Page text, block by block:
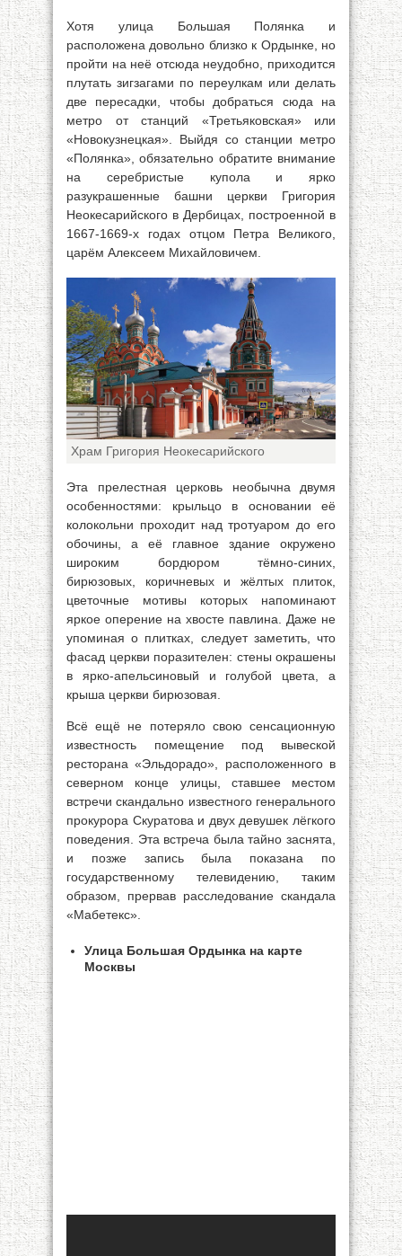
Хотя улица Большая Полянка и
расположена довольно близко к Ордынке, но
пройти на неё отсюда неудобно, приходится
плутать зигзагами по переулкам или делать
две пересадки, чтобы добраться сюда на
метро от станций «Третьяковская» или
«Новокузнецкая». Выйдя со станции метро
«Полянка», обязательно обратите внимание
на серебристые купола и ярко
разукрашенные башни церкви Григория
Неокесарийского в Дербицах, построенной в
1667-1669-х годах отцом Петра Великого,
царём Алексеем Михайловичем.
Храм Григория Неокесарийского
Эта прелестная церковь необычна двумя
особенностями: крыльцо в основании её
колокольни проходит над тротуаром до его
обочины, а её главное здание окружено
широким бордюром тёмно-синих,
бирюзовых, коричневых и жёлтых плиток,
цветочные мотивы которых напоминают
яркое оперение на хвосте павлина. Даже не
упоминая о плитках, следует заметить, что
фасад церкви поразителен: стены окрашены
в ярко-апельсиновый и голубой цвета, а
крыша церкви бирюзовая.
Всё ещё не потеряло свою сенсационную
известность помещение под вывеской
ресторана «Эльдорадо», расположенного в
северном конце улицы, ставшее местом
встречи скандально известного генерального
прокурора Скуратова и двух девушек лёгкого
поведения. Эта встреча была тайно заснята,
и позже запись была показана по
государственному телевидению, таким
образом, прервав расследование скандала
«Мабетекс».
Улица Большая Ордынка на карте
Москвы